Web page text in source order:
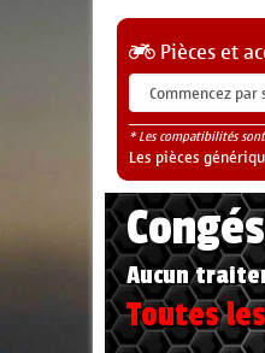
Pièces et
* Les compatibilités
Les pièces
Aucun
Toutes